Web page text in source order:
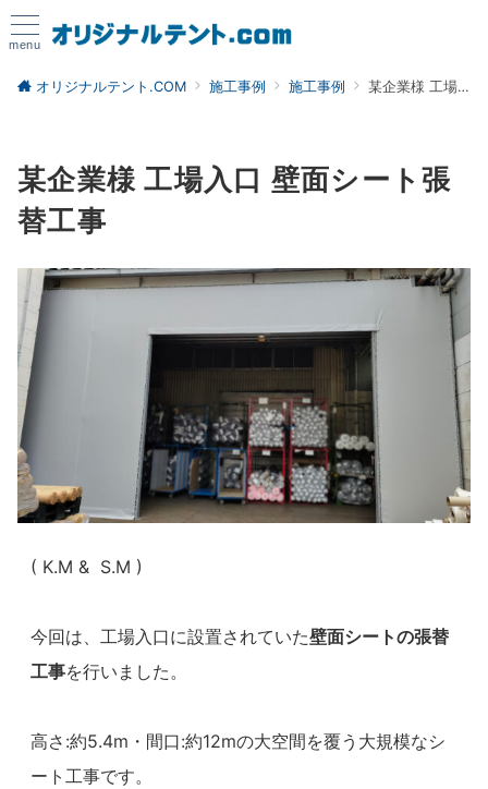
menu
オリジナルテント.COM 施工事例 施工事例 某企業様 工場入口 壁面シート張替工事
某企業様 工場入口 壁面シート張
替工事
( K.M & S.M )
今回は、工場入口に設置されていた壁面シートの張替
工事を行いました。
高さ:約5.4m・間口:約12mの大空間を覆う大規模なシ
ート工事です。